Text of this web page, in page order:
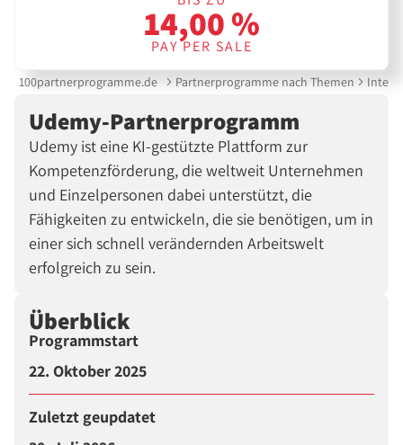
14,00 %
PAY PER SALE
100partnerprogramme.de Partnerprogramme nach Themen
Udemy-Partnerprogramm
Udemy ist eine KI-gestützte Plattform zur
Kompetenzförderung, die weltweit Unternehmen
und Einzelpersonen dabei unterstützt, die
Fähigkeiten zu entwickeln, die sie benötigen, um in
einer sich schnell verändernden Arbeitswelt
erfolgreich zu sein.
Überblick
Programmstart
22. Oktober 2025
Zuletzt geupdatet